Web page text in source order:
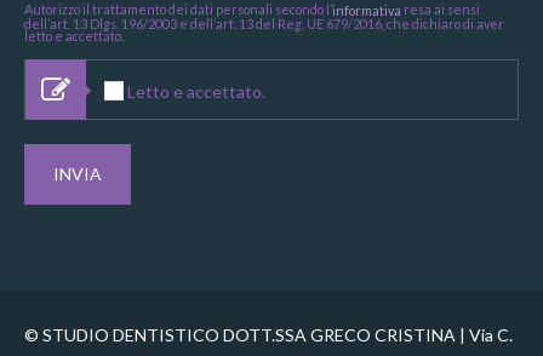
Autorizzo il trattamento dei dati personali secondo l’informativa resa ai sensi
dell’art. 13 Dlgs. 196/2003 e dell’art. 13 del Reg. UE 679/2016, che dichiaro di aver
letto e accettato.
Letto e accettato.
© STUDIO DENTISTICO DOTT.SSA GRECO CRISTINA | Via C.